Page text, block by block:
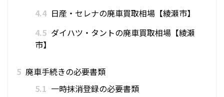
4.4 日産・セレナの廃車買取相場【綾瀬市】
4.5 ダイハツ・タントの廃車買取相場【綾瀬
市】
5 廃車手続きの必要書類
5.1 一時抹消登録の必要書類